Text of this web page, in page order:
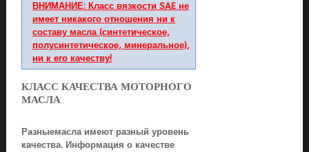
ВНИМАНИЕ: Класс вязкости SAE не
имеет никакого отношения ни к
составу масла (синтетическое,
полусинтетическое, минеральное),
ни к его качеству!
КЛАСС КАЧЕСТВА МОТОРНОГО
МАСЛА
Разныемасла имеют разный уровень
качества. Информация о качестве